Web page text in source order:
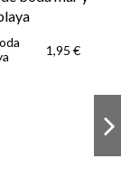
1,95 €